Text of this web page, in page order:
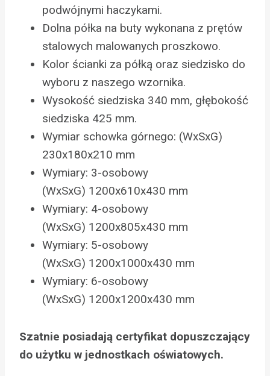
podwójnymi haczykami.
Dolna półka na buty wykonana z prętów
stalowych malowanych proszkowo.
Kolor ścianki za półką oraz siedzisko do
wyboru z naszego wzornika.
Wysokość siedziska 340 mm, głębokość
siedziska 425 mm.
Wymiar schowka górnego: (WxSxG)
230x180x210 mm
Wymiary: 3-osobowy
(WxSxG) 1200x610x430 mm
Wymiary: 4-osobowy
(WxSxG) 1200x805x430 mm
Wymiary: 5-osobowy
(WxSxG) 1200x1000x430 mm
Wymiary: 6-osobowy
(WxSxG) 1200x1200x430 mm
Szatnie posiadają certyfikat dopuszczający
do użytku w jednostkach oświatowych.